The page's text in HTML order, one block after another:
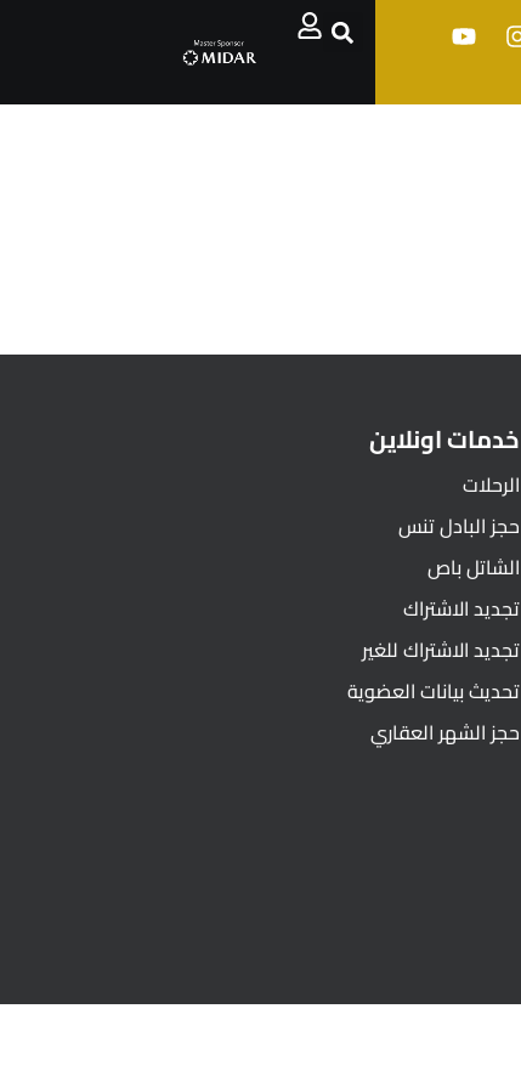
خدمات اونلاين
الرحلات
حجز البادل تنس
الشاتل باص
تجديد الاشتراك
تجديد الاشتراك للغير
تحديث بيانات العضوية
حجز الشهر العقاري